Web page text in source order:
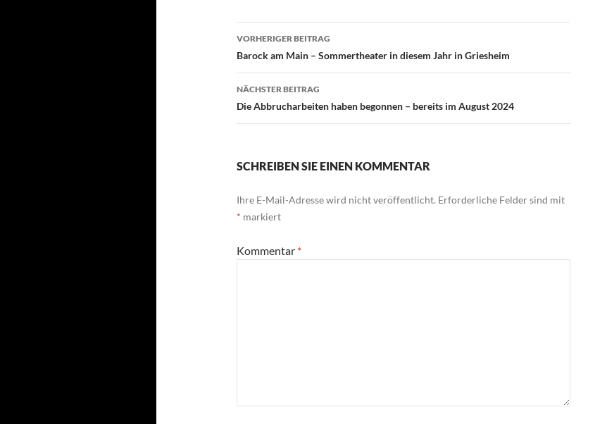
Beitragsnavigation
VORHERIGER BEITRAG
Barock am Main – Sommertheater in diesem Jahr in Griesheim
NÄCHSTER BEITRAG
Die Abbrucharbeiten haben begonnen – bereits im August 2024
SCHREIBEN SIE EINEN KOMMENTAR
Ihre E-Mail-Adresse wird nicht veröffentlicht. Erforderliche Felder sind mit
* markiert
Kommentar *